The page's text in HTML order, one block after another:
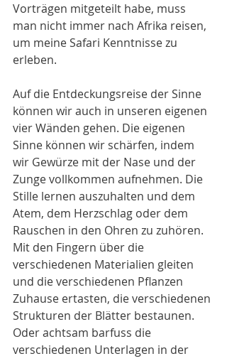
Vorträgen mitgeteilt habe, muss
man nicht immer nach Afrika reisen,
um meine Safari Kenntnisse zu
erleben.
Auf die Entdeckungsreise der Sinne
können wir auch in unseren eigenen
vier Wänden gehen. Die eigenen
Sinne können wir schärfen, indem
wir Gewürze mit der Nase und der
Zunge vollkommen aufnehmen. Die
Stille lernen auszuhalten und dem
Atem, dem Herzschlag oder dem
Rauschen in den Ohren zu zuhören.
Mit den Fingern über die
verschiedenen Materialien gleiten
und die verschiedenen Pflanzen
Zuhause ertasten, die verschiedenen
Strukturen der Blätter bestaunen.
Oder achtsam barfuss die
verschiedenen Unterlagen in der